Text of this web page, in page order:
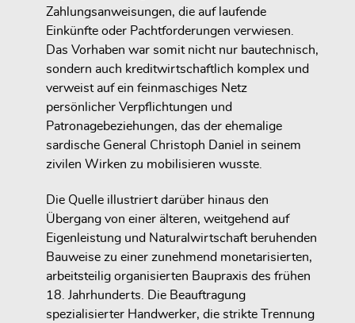
Zahlungsanweisungen, die auf laufende
Einkünfte oder Pachtforderungen verwiesen.
Das Vorhaben war somit nicht nur bautechnisch,
sondern auch kreditwirtschaftlich komplex und
verweist auf ein feinmaschiges Netz
persönlicher Verpflichtungen und
Patronagebeziehungen, das der ehemalige
sardische General Christoph Daniel in seinem
zivilen Wirken zu mobilisieren wusste.
Die Quelle illustriert darüber hinaus den
Übergang von einer älteren, weitgehend auf
Eigenleistung und Naturalwirtschaft beruhenden
Bauweise zu einer zunehmend monetarisierten,
arbeitsteilig organisierten Baupraxis des frühen
18. Jahrhunderts. Die Beauftragung
spezialisierter Handwerker, die strikte Trennung